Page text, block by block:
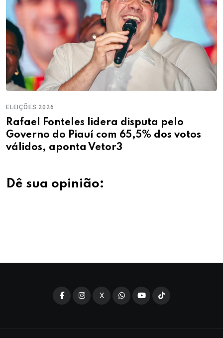
ELEIÇÕES 2026
Rafael Fonteles lidera disputa pelo
Governo do Piauí com 65,5% dos votos
válidos, aponta Vetor3
Dê sua opinião:
X